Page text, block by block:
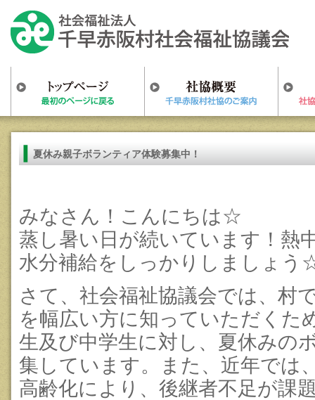
夏休み親子ボランティア体験募集中！
みなさん！こんにちは☆
蒸し暑い日が続いています！熱
水分補給をしっかりしましょう
さて、社会福祉協議会では、村
を幅広い方に知っていただくた
生及び中学生に対し、夏休みの
集しています。
また、近年では
高齢化により、後継者不足が課